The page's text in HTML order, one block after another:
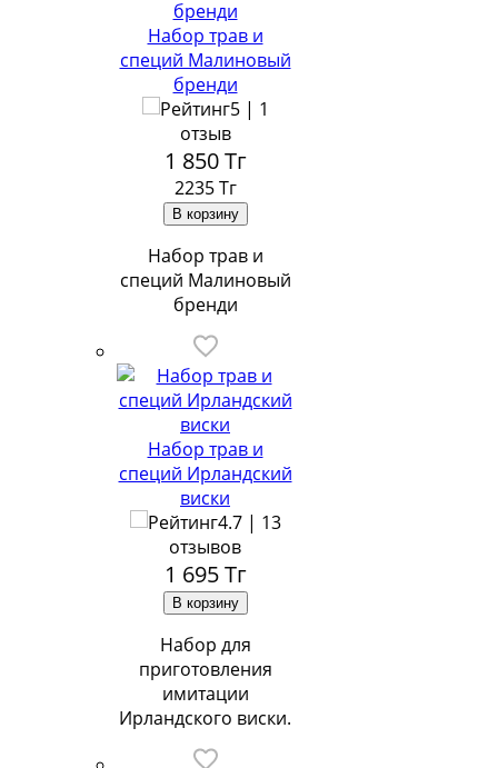
Набор трав и
специй Малиновый
бренди
5 | 1
отзыв
1 850Тг
2235 Тг
Набор трав и
специй Малиновый
бренди
Набор трав и
специй Ирландский
виски
4.7 | 13
отзывов
1 695Тг
Набор для
приготовления
имитации
Ирландского виски.